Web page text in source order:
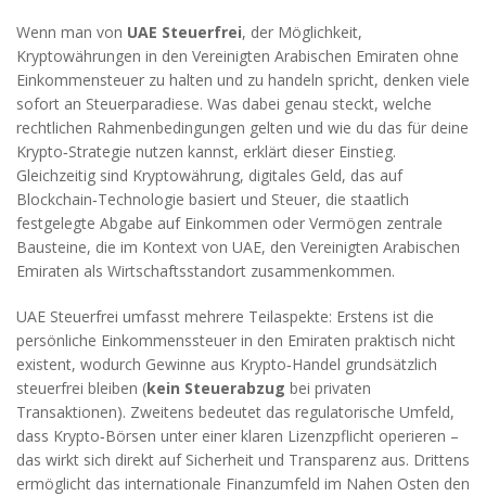
Wenn man von UAE Steuerfrei, der Möglichkeit,
Kryptowährungen in den Vereinigten Arabischen Emiraten ohne
Einkommensteuer zu halten und zu handeln spricht, denken viele
sofort an Steuerparadiese. Was dabei genau steckt, welche
rechtlichen Rahmenbedingungen gelten und wie du das für deine
Krypto‑Strategie nutzen kannst, erklärt dieser Einstieg.
Gleichzeitig sind Kryptowährung, digitales Geld, das auf
Blockchain‑Technologie basiert und Steuer, die staatlich
festgelegte Abgabe auf Einkommen oder Vermögen zentrale
Bausteine, die im Kontext von UAE, den Vereinigten Arabischen
Emiraten als Wirtschaftsstandort zusammenkommen.
UAE Steuerfrei umfasst mehrere Teilaspekte: Erstens ist die
persönliche Einkommenssteuer in den Emiraten praktisch nicht
existent, wodurch Gewinne aus Krypto‑Handel grundsätzlich
steuerfrei bleiben (kein Steuerabzug bei privaten
Transaktionen). Zweitens bedeutet das regulatorische Umfeld,
dass Krypto‑Börsen unter einer klaren Lizenzpflicht operieren –
das wirkt sich direkt auf Sicherheit und Transparenz aus. Drittens
ermöglicht das internationale Finanzumfeld im Nahen Osten den